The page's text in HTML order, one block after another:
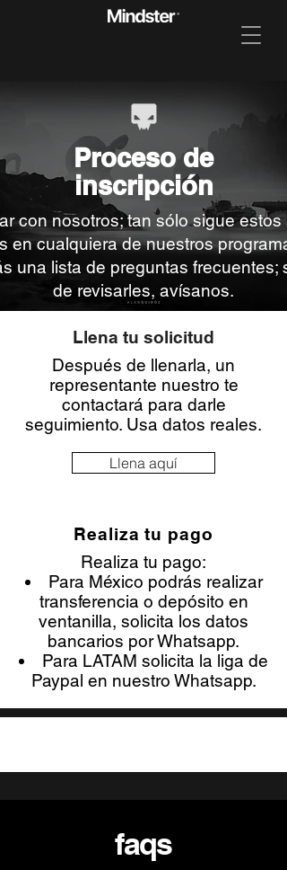
Proceso de
inscripción
con nosotros; tan sólo sigue
en cualquiera de nuestros
una lista de preguntas frecuentes;
de revisarles, avísanos.
Llena tu solicitud
Después de llenarla, un
representante nuestro te
contactará para darle
seguimiento. Usa datos reales.
Llena aquí
Realiza tu pago
Realiza tu pago:
Para México podrás realizar
transferencia o depósito en
ventanilla, solicita los datos
bancarios por Whatsapp.
Para LATAM solicita la liga de
Paypal en nuestro Whatsapp.
faqs